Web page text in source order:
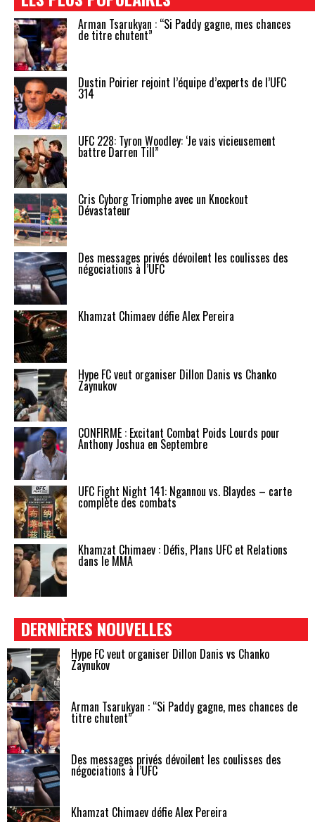
Arman Tsarukyan : “Si Paddy gagne, mes chances
de titre chutent”
Dustin Poirier rejoint l’équipe d’experts de l’UFC
314
UFC 228: Tyron Woodley: ‘Je vais vicieusement
battre Darren Till”
Cris Cyborg Triomphe avec un Knockout
Dévastateur
Des messages privés dévoilent les coulisses des
négociations à l’UFC
Khamzat Chimaev défie Alex Pereira
Hype FC veut organiser Dillon Danis vs Chanko
Zaynukov
CONFIRMÉ : Excitant Combat Poids Lourds pour
Anthony Joshua en Septembre
UFC Fight Night 141: Ngannou vs. Blaydes – carte
complète des combats
Khamzat Chimaev : Défis, Plans UFC et Relations
dans le MMA
DERNIÈRES NOUVELLES
Hype FC veut organiser Dillon Danis vs Chanko
Zaynukov
Arman Tsarukyan : “Si Paddy gagne, mes chances de
titre chutent”
Des messages privés dévoilent les coulisses des
négociations à l’UFC
Khamzat Chimaev défie Alex Pereira